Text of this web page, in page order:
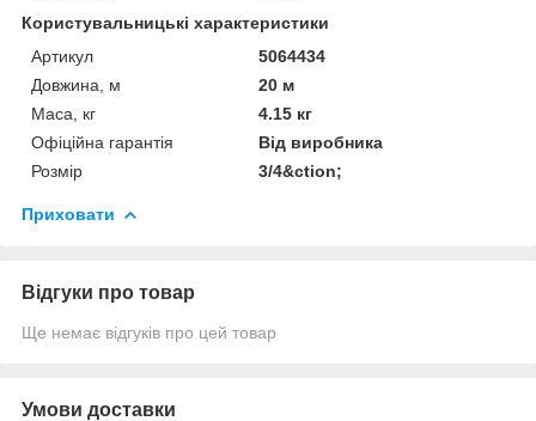
Користувальницькі характеристики
Артикул
5064434
Довжина, м
20 м
Маса, кг
4.15 кг
Офіційна гарантія
Від виробника
Розмір
3/4&ction;
Приховати
Відгуки про товар
Ще немає відгуків про цей товар
Умови доставки